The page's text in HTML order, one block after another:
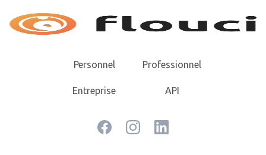
Personnel Professionnel
Entreprise API